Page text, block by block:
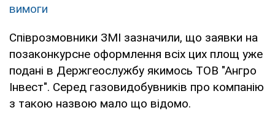
вимоги
Співрозмовники ЗМІ зазначили, що заявки на
позаконкурсне оформлення всіх цих площ уже
подані в Держгеослужбу якимось ТОВ "Ангро
Інвест". Серед газовидобувників про компанію
з такою назвою мало що відомо.